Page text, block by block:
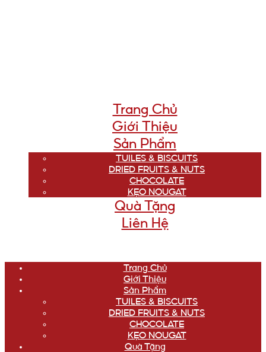
Trang Chủ
Giới Thiệu
Sản Phẩm
TUILES & BISCUITS
DRIED FRUITS & NUTS
CHOCOLATE
KẸO NOUGAT
Quà Tặng
Liên Hệ
Trang Chủ
Giới Thiệu
Sản Phẩm
TUILES & BISCUITS
DRIED FRUITS & NUTS
CHOCOLATE
KẸO NOUGAT
Quà Tặng